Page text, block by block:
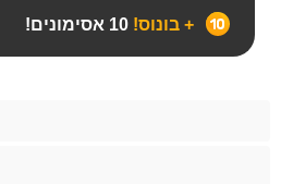
+ בונוס!